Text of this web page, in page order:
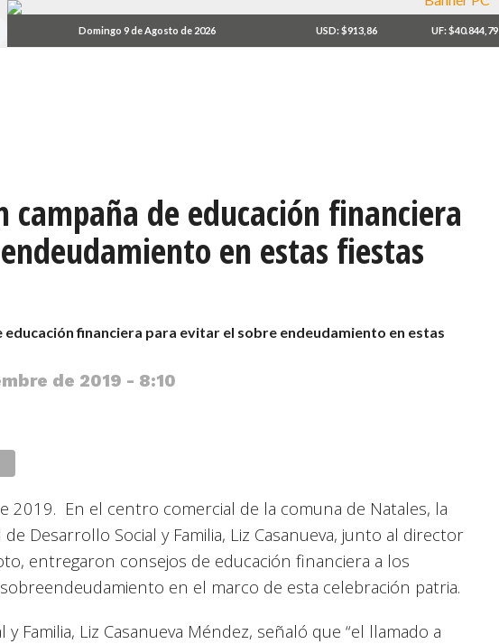
Domingo 9 de Agosto de 2026 USD: $913,86 UF: $40.844,79
de educación financiera
en estas fiestas
financiera para evitar el sobre endeudamiento en estas
de 2019 - 8:10
2019. En el centro comercial de la comuna de Natales, la
Desarrollo Social y Familia, Liz Casanueva, junto al director
entregaron consejos de educación financiera a los
en el marco de esta celebración patria.
Familia, Liz Casanueva Méndez, señaló que “el llamado a